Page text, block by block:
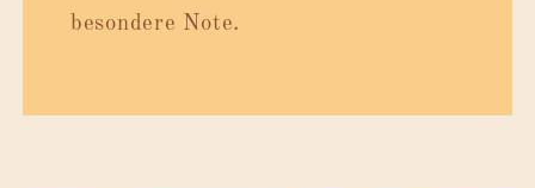
besondere Note.